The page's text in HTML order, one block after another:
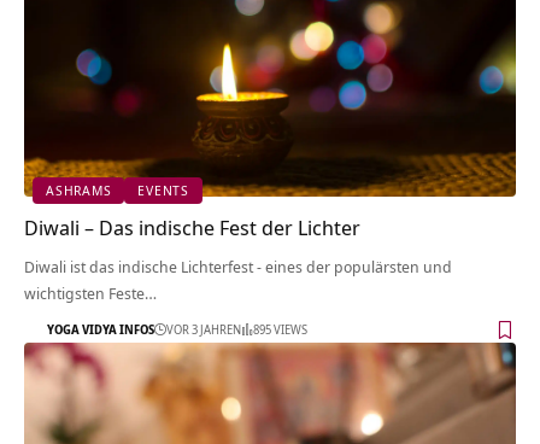
ASHRAMS EVENTS
Diwali – Das indische Fest der Lichter
Diwali ist das indische Lichterfest - eines der populärsten und
wichtigsten Feste…
YOGA VIDYA INFOS VOR 3 JAHREN 895 VIEWS